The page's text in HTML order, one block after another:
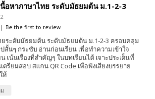
อหาภาษาไทย ระดับมัธยมต้น ม.1-2-3
| Be the first to review
ระดับมัธยมต้น ระดับมัธยมต้น ม.1-2-3 ครอบคลุม
สั้นๆ กระชับ อ่านก่อนเรียน เพื่อทำความเข้าใจ
เน้นเรื่องที่สำคัญๆ ในบทเรียนได้ เจาะประเด็นที่
รียมสอบ สแกน QR Code เพื่อฟังเสียงบรรยาย
ห้